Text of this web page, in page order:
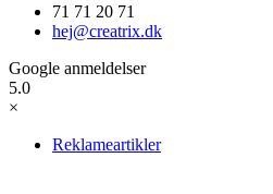
71 71 20 71
hej@creatrix.dk
Google anmeldelser
5.0
×
Reklameartikler